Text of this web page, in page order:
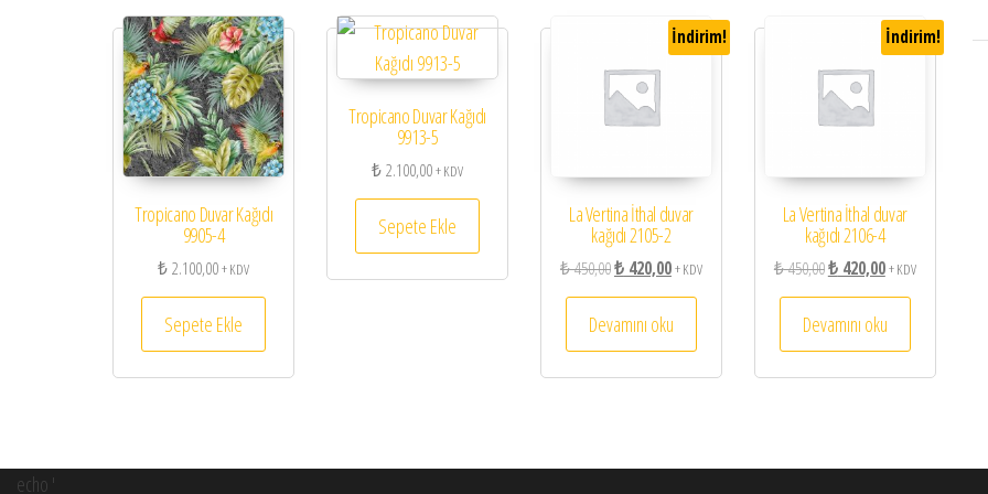
Tropicano Duvar Kağıdı
9905-4
₺2.100,00+ KDV
Sepete Ekle
Tropicano Duvar Kağıdı
9913-5
₺2.100,00+ KDV
Sepete Ekle
İndirim!
La Vertina İthal duvar
kağıdı 2105-2
₺450,00Orijinal fiyat: ₺ 450,00.
₺420,00Şu andaki fiyat: ₺ 420,00.
+ KDV
Devamını oku
İndirim!
La Vertina İthal duvar
kağıdı 2106-4
₺450,00Orijinal fiyat: ₺ 450,00.
₺420,00Şu andaki fiyat: ₺
+ KDV
Devamını oku
echo '